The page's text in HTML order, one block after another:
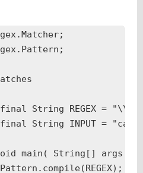
String REGEX =
String INPUT = "cat
main( String[] args ){